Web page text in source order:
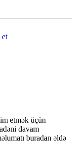
et
etmək üçün
davam
buradan əldə